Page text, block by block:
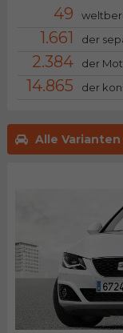
Alle
49
1.661 der
2.384 der
14.865 der